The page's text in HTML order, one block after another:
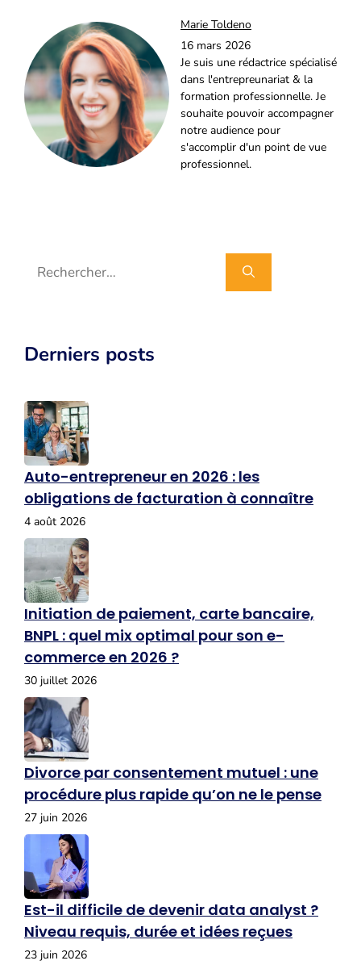
Marie Toldeno
16 mars 2026
Je suis une rédactrice spécialisé
dans l'entrepreunariat & la
formation professionnelle. Je
souhaite pouvoir accompagner
notre audience pour
s'accomplir d'un point de vue
professionnel.
Rechercher :
Derniers posts
Auto-entrepreneur en 2026 : les
obligations de facturation à connaître
4 août 2026
Initiation de paiement, carte bancaire,
BNPL : quel mix optimal pour son e-
commerce en 2026 ?
30 juillet 2026
Divorce par consentement mutuel : une
procédure plus rapide qu’on ne le pense
27 juin 2026
Est-il difficile de devenir data analyst ?
Niveau requis, durée et idées reçues
23 juin 2026